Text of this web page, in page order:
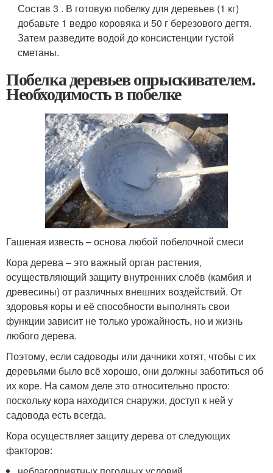
Состав 3 . В готовую побелку для деревьев (1 кг)
добавьте 1 ведро коровяка и 50 г березового дегтя.
Затем разведите водой до консистенции густой
сметаны.
Побелка деревьев опрыскивателем.
Необходимость в побелке
Гашеная известь – основа любой побелочной смеси
Кора дерева – это важный орган растения,
осуществляющий защиту внутренних слоёв (камбия и
древесины) от различных внешних воздействий. От
здоровья коры и её способности выполнять свои
функции зависит не только урожайность, но и жизнь
любого дерева.
Поэтому, если садоводы или дачники хотят, чтобы с их
деревьями было всё хорошо, они должны заботиться об
их коре. На самом деле это относительно просто:
поскольку кора находится снаружи, доступ к ней у
садовода есть всегда.
Кора осуществляет защиту дерева от следующих
факторов: